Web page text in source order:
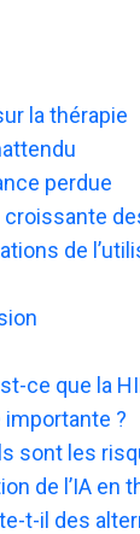
la thérapie
perdue
croissante
de
ce que la
?
sont les
de l’IA en
t-il des